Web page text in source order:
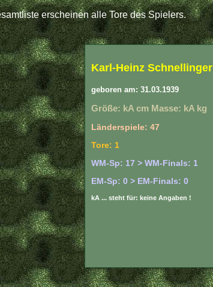
erscheinen alle Tore des Spielers.
Karl-Heinz Schnellinger
geboren am: 31.03.1939
Größe: kA cm Masse: kA kg
Länderspiele: 47
Tore: 1
WM-Sp: 17 > WM-Finals: 1
EM-Sp: 0 > EM-Finals: 0
kA ... steht für: keine Angaben !